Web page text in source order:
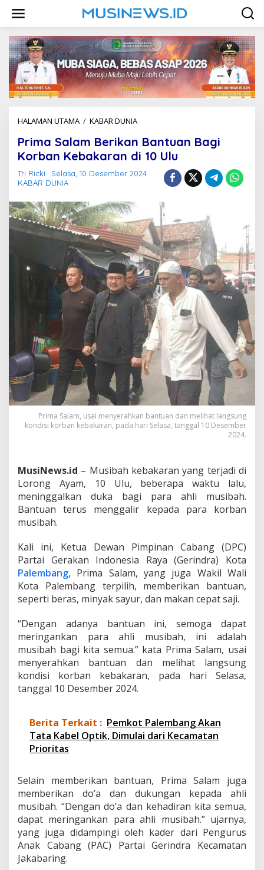
w
HALAMAN UTAMA / KABAR DUNIA
i
m
a
S
B
e
r
i
k
a
n
B
u
a
n
B
a
g
i
K
o
n
K
e
b
r
n
1
l
Prima Salam Berikan Bantuan Bagi
Korban Kebakaran di 10 Ulu
Tri Ricki
Selasa, 10 Desember 2024
KABAR DUNIA
Prima Salam, usai menyerahkan bantuan dan melihat langsung
kondisi korban kebakaran, pada hari Selasa, tanggal 10 Desember
2024.
MusiNews.id – Musibah kebakaran yang terjadi di
Lorong Ayam, 10 Ulu, beberapa waktu lalu,
meninggalkan duka bagi para ahli musibah.
Bantuan terus menggalir kepada para korban
musibah.
Kali ini, Ketua Dewan Pimpinan Cabang (DPC)
Partai Gerakan Indonesia Raya (Gerindra) Kota
Palembang, Prima Salam, yang juga Wakil Wali
Kota Palembang terpilih, memberikan bantuan,
seperti beras, minyak sayur, dan makan cepat saji.
“Dengan adanya bantuan ini, semoga dapat
meringankan para ahli musibah, ini adalah
musibah bagi kita semua.” kata Prima Salam, usai
menyerahkan bantuan dan melihat langsung
kondisi korban kebakaran, pada hari Selasa,
tanggal 10 Desember 2024.
Berita Terkait : Pemkot Palembang Akan
Tata Kabel Optik, Dimulai dari Kecamatan
Prioritas
Selain memberikan bantuan, Prima Salam juga
memberikan do’a dan dukungan kepada ahli
musibah. “Dengan do’a dan kehadiran kita semua,
dapat meringankan para ahli musibah.” ujarnya,
yang juga didampingi oleh kader dari Pengurus
Anak Cabang (PAC) Partai Gerindra Kecamatan
Jakabaring.